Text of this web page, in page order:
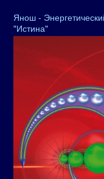
Янош -
"Истина"